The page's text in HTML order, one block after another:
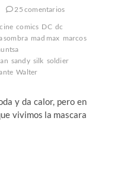
25 comentarios
cine comics DC dc
sombra mad max marcos
sandy silk soldier
Walter
y da calor, pero en
vivimos la mascara